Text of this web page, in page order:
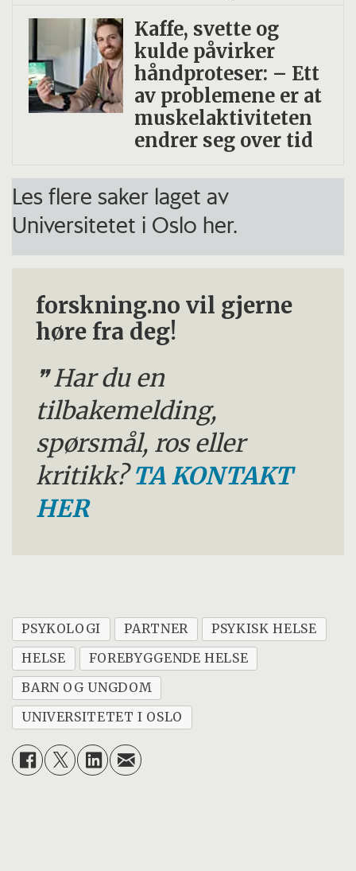
Kaffe, svette og
kulde påvirker
håndproteser: – Ett
av problemene er at
muskelaktiviteten
endrer seg over tid
Les flere saker laget av
Universitetet i Oslo her.
forskning.no vil gjerne
høre fra deg!
Har du en
tilbakemelding,
spørsmål, ros eller
kritikk?TA KONTAKT
HER
PSYKOLOGI PARTNER
PSYKISK HELSE
HELSE
FOREBYGGENDE HELSE
BARN OG UNGDOM
UNIVERSITETET I OSLO